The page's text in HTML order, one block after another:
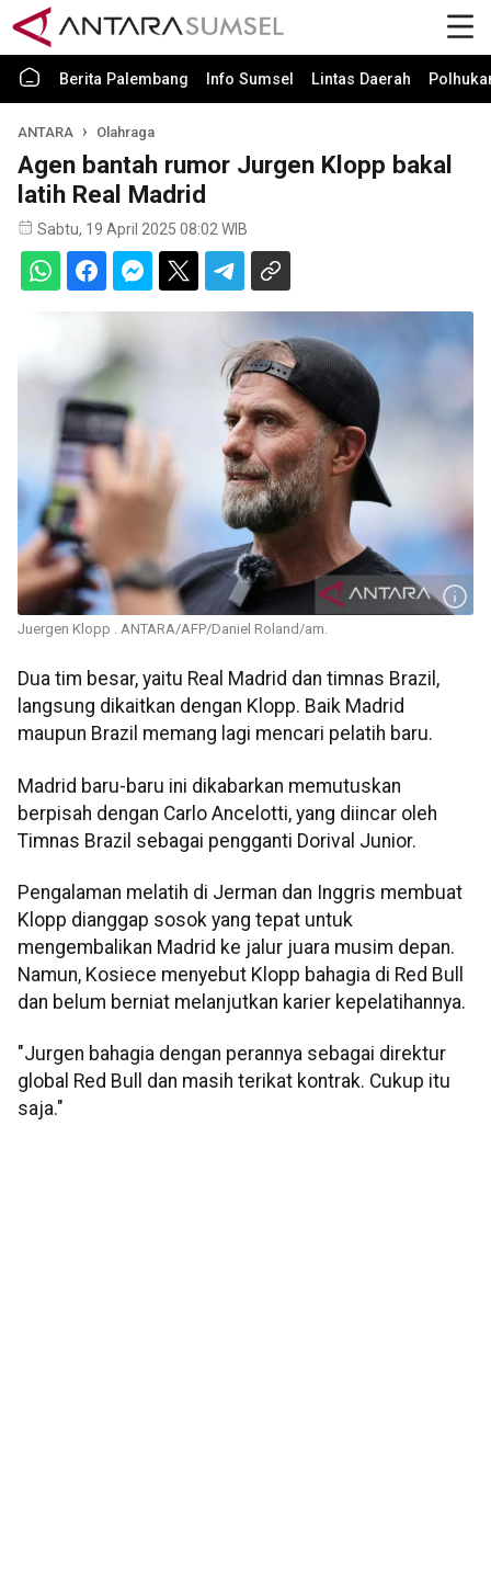
Berita Palembang Info Sumsel Lintas Daerah
ANTARA Olahraga
Agen bantah rumor Jurgen Klopp bakal
latih Real Madrid
Sabtu, 19 April 2025 08:02 WIB
Juergen Klopp . ANTARA/AFP/Daniel Roland/am.
Dua tim besar, yaitu Real Madrid dan timnas Brazil,
langsung dikaitkan dengan Klopp. Baik Madrid
maupun Brazil memang lagi mencari pelatih baru.
Madrid baru-baru ini dikabarkan memutuskan
berpisah dengan Carlo Ancelotti, yang diincar oleh
Timnas Brazil sebagai pengganti Dorival Junior.
Pengalaman melatih di Jerman dan Inggris membuat
Klopp dianggap sosok yang tepat untuk
mengembalikan Madrid ke jalur juara musim depan.
Namun, Kosiece menyebut Klopp bahagia di Red Bull
dan belum berniat melanjutkan karier kepelatihannya.
"Jurgen bahagia dengan perannya sebagai direktur
global Red Bull dan masih terikat kontrak. Cukup itu
saja."